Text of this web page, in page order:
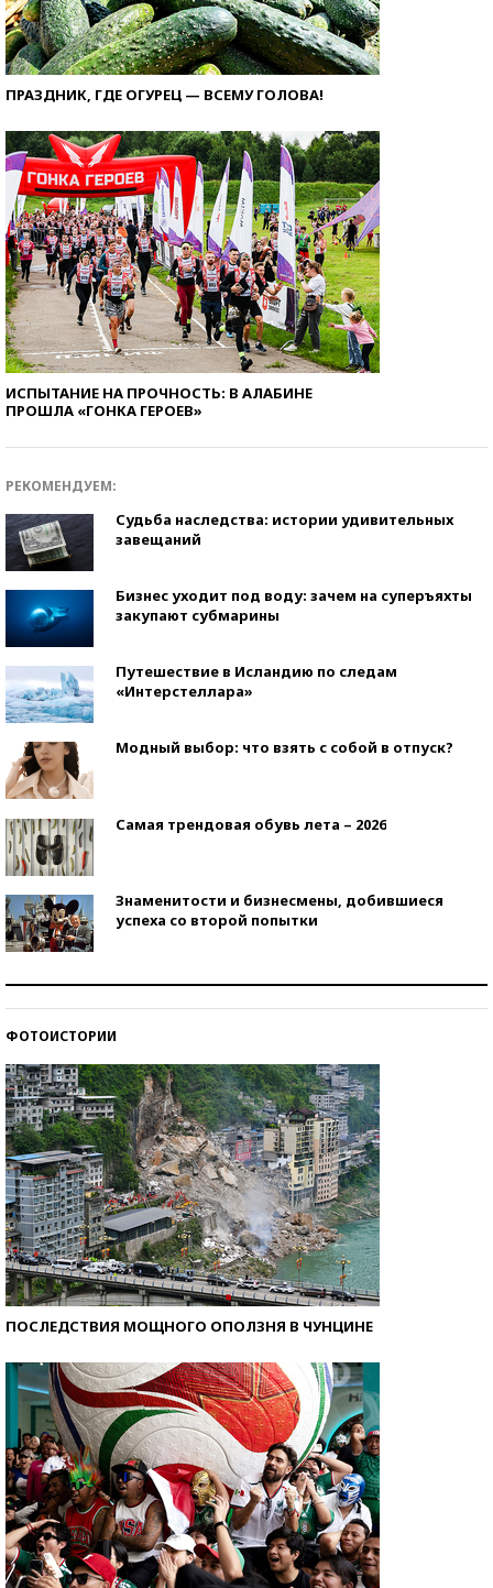
ПРАЗДНИК, ГДЕ ОГУРЕЦ — ВСЕМУ ГОЛОВА!
ИСПЫТАНИЕ НА ПРОЧНОСТЬ: В АЛАБИНЕ
ПРОШЛА «ГОНКА ГЕРОЕВ»
РЕКОМЕНДУЕМ:
Судьба наследства: истории удивительных
завещаний
Бизнес уходит под воду: зачем на суперъяхты
закупают субмарины
Путешествие в Исландию по следам
«Интерстеллара»
Модный выбор: что взять с собой в отпуск?
Самая трендовая обувь лета – 2026
Знаменитости и бизнесмены, добившиеся
успеха со второй попытки
ФОТОИСТОРИИ
ПОСЛЕДСТВИЯ МОЩНОГО ОПОЛЗНЯ В ЧУНЦИНЕ